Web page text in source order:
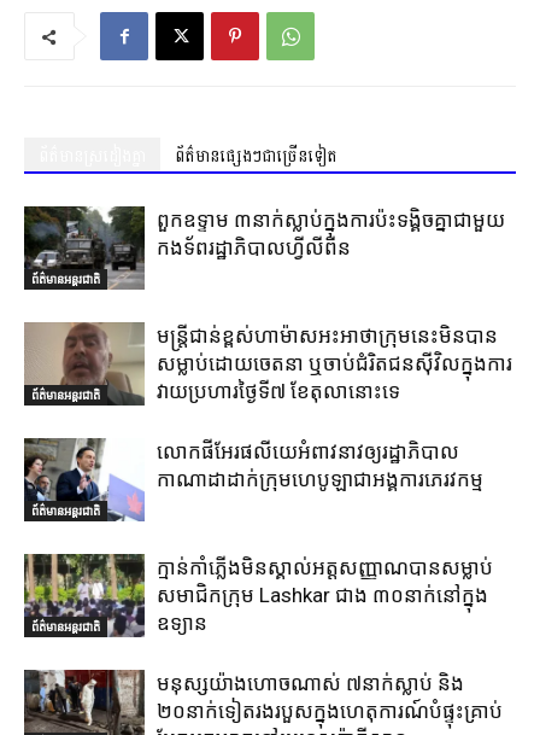
ព័ត៌មានផ្សេងៗជាច្រើនទៀត
ព័ត៌មានអន្តរជាតិ
ពួកឧទ្ទាម ៣នាក់ស្លាប់ក្នុងការប៉ះទង្គិចគ្នាជាមួយ
កងទ័ពរដ្ឋាភិបាលហ្វីលីពីន
ព័ត៌មានអន្តរជាតិ
មន្ត្រីជាន់ខ្ពស់ហាម៉ាសអះអាថាក្រុមនេះមិនបាន
សម្លាប់ដោយចេតនា ឬចាប់ជំរិតជនស៊ីវិលក្នុងការ
វាយប្រហារថ្ងៃទី៧ ខែតុលានោះទេ
ព័ត៌មានអន្តរជាតិ
លោកផីអែរផលីយេអំពាវនាវឲ្យរដ្ឋាភិបាល
កាណាដាដាក់ក្រុមហេបូឡាជាអង្គការភេរវកម្ម
ព័ត៌មានអន្តរជាតិ
ក្មាន់កាំភ្លើងមិនស្គាល់អត្តសញ្ញាណបានសម្លាប់
សមាជិកក្រុម Lashkar ជាង ៣០នាក់នៅក្នុង
ឧទ្យាន
មនុស្សយ៉ាងហោចណាស់ ៧នាក់ស្លាប់ និង
២០នាក់ទៀតរងរបួសក្នុងហេតុការណ៍បំផ្ទុះគ្រាប់